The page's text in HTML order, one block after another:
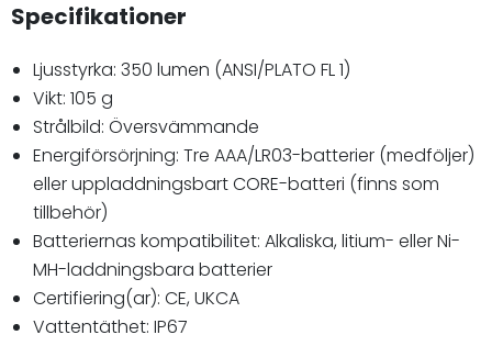
Specifikationer
Ljusstyrka: 350 lumen (ANSI/PLATO FL 1)
Vikt: 105 g
Strålbild: Översvämmande
Energiförsörjning: Tre AAA/LR03-batterier (medföljer)
eller uppladdningsbart CORE-batteri (finns som
tillbehör)
Batteriernas kompatibilitet: Alkaliska, litium- eller Ni-
MH-laddningsbara batterier
Certifiering(ar): CE, UKCA
Vattentäthet: IP67